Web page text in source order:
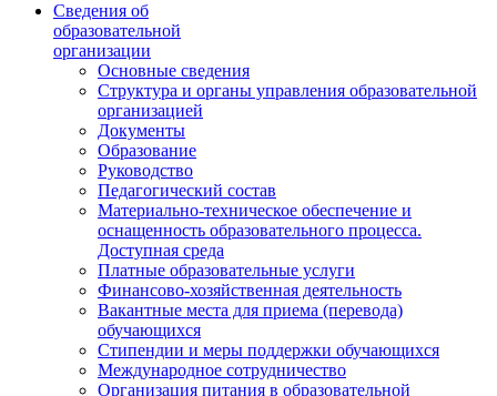
Сведения об
образовательной
организации
Основные сведения
Структура и органы управления образовательной
организацией
Документы
Образование
Руководство
Педагогический состав
Материально-техническое обеспечение и
оснащенность образовательного процесса.
Доступная среда
Платные образовательные услуги
Финансово-хозяйственная деятельность
Вакантные места для приема (перевода)
обучающихся
Стипендии и меры поддержки обучающихся
Международное сотрудничество
Организация питания в образовательной